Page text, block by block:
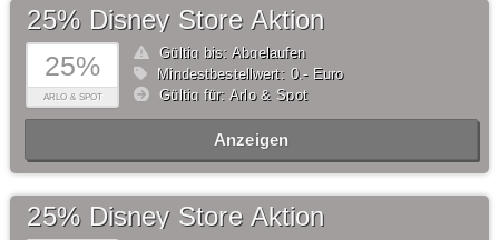
25%
ARLO & SPOT
25% Disney Store Aktion
Gültig bis: Abgelaufen
Mindestbestellwert: 0,- Euro
Gültig für: Arlo & Spot
Anzeigen
25% Disney Store Aktion